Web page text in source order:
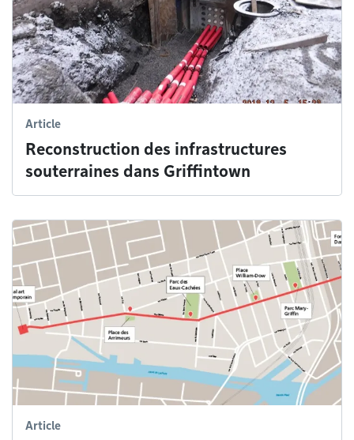
Article
Reconstruction des infrastructures
souterraines dans Griffintown
Article